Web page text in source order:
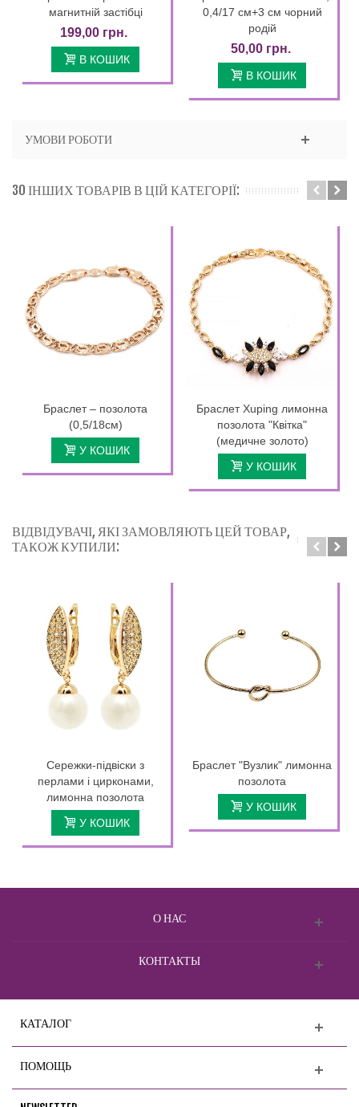
магнитній застібці
199,00 грн.
В КОШИК
0,4/17 см+3 см чорний
родій
50,00 грн.
В КОШИК
УМОВИ РОБОТИ
30 ІНШИХ ТОВАРІВ В ЦІЙ КАТЕГОРІЇ:
Браслет – позолота
(0,5/18см)
У КОШИК
Браслет Xuping лимонна
позолота "Квітка"
(медичне золото)
У КОШИК
ВІДВІДУВАЧІ, ЯКІ ЗАМОВЛЯЮТЬ ЦЕЙ ТОВАР,
ТАКОЖ КУПИЛИ:
Сережки-підвіски з
перлами і цирконами,
лимонна позолота
У КОШИК
Браслет "Вузлик" лимонна
позолота
У КОШИК
О НАС
КОНТАКТЫ
КАТАЛОГ
ПОМОЩЬ